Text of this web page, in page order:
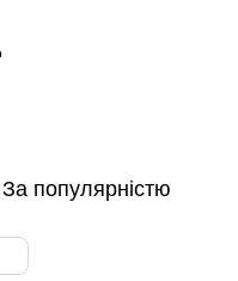
За популярністю